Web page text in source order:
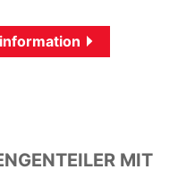
MIT